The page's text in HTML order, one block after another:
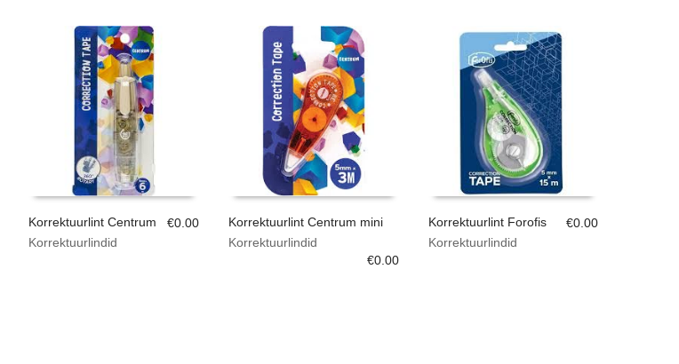
Korrektuurlint Centrum
Korrektuurlindid
€0.00
Korrektuurlint Centrum mini
Korrektuurlindid
€0.00
Korrektuurlint Forofis
Korrektuurlindid
€0.00